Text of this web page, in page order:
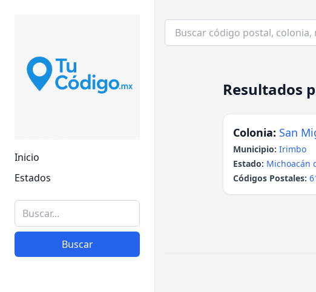
Inicio
Estados
Buscar
Resultados
Colonia: San
Municipio: Irimbo
Estado: Michoacán
Códigos Postales: